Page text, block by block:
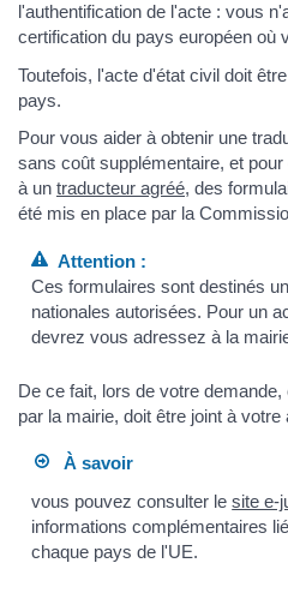
l'authentification de l'acte : vous
certification du pays européen où
Toutefois, l'acte d'état civil doit
pays.
Pour vous aider à obtenir une
sans coût supplémentaire, et
à un traducteur agréé, des
été mis en place par la
Attention :
Ces formulaires sont destinés
nationales autorisées. Pour un
devrez vous adressez à la
De ce fait, lors de votre
par la mairie, doit être joint à
À savoir
vous pouvez consulter lesite e-
informations complémentaires
chaque pays de l'UE.